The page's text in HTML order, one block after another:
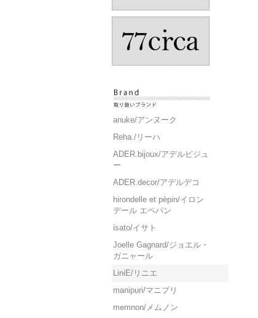
anuke/アンヌーク
Reha./リーハ
ADER.bijoux/アデルビジュ
ー
ADER.decor/アデルデコ
hirondelle et pèpin/イロン
デール エペパン
isato/イサト
Joelle Gagnard/ジョエル・
ガニャール
LiniE/リニエ
manipuri/マニプリ
memnon/メムノン